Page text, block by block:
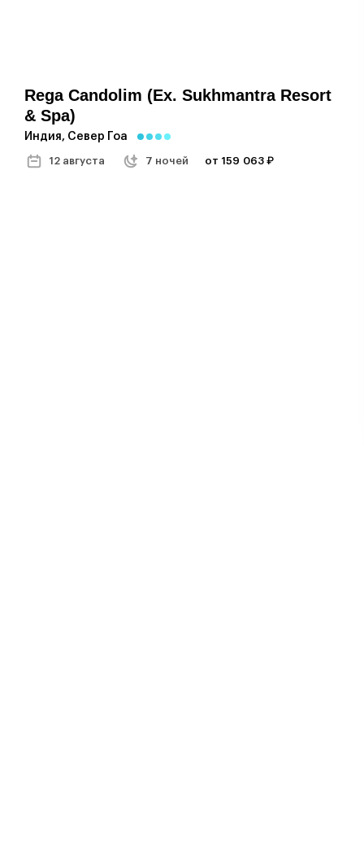
Rega Candolim (ex. Sukhmantra Resort
& Spa)
Индия, Север Гоа
12 августа 7 ночей от 159 063 ₽